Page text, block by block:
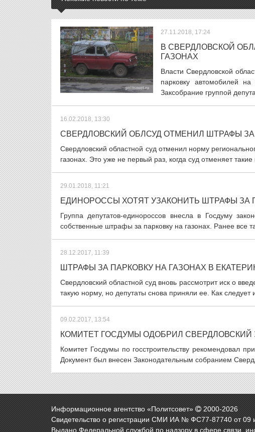
27.11.2018, 17:24
В СВЕРДЛОВСКОЙ
ГАЗОНАХ
Власти Свердловской
парковку автомобилей
Заксобрание группой
16.02.2018, 13:30
СВЕРДЛОВСКИЙ ОБЛСУД ОТМЕНИЛ ШТРАФЫ ЗА
Свердловский областной суд отменил норму
газонах. Это уже не первый раз, когда суд отменяет
29.01.2018, 11:21
ЕДИНОРОССЫ ХОТЯТ УЗАКОНИТЬ ШТРАФЫ ЗА
Группа депутатов-единороссов внесла в Госдуму
собственные штрафы за парковку на газонах. Ранее все
28.12.2017, 11:39
ШТРАФЫ ЗА ПАРКОВКУ НА ГАЗОНАХ В
Свердловский областной суд вновь рассмотрит иск о
такую норму, но депутаты снова приняли ее. Как следует
09.02.2017, 13:54
КОМИТЕТ ГОСДУМЫ ОДОБРИЛ СВЕРДЛОВСКИЙ
Комитет Госдумы по госстроительству рекомендовал
Документ был внесен Законодательным собранием
Информационное агентство «Политсовет» 2000-2026
Свидетельство о регистрации СМИ ИА № ФС77-87740 от 09
Выдано Федеральной службой по надзору в сфере связи,